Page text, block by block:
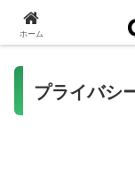
プライバシ
ホーム